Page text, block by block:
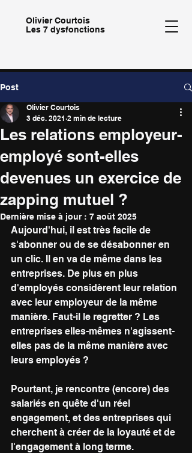
OlivierCourtois
Les 7 dysfonctions
Post
Les relations employeur-
employé sont-elles
devenues un exercice de
zapping mutuel ?
Olivier Courtois
3 déc. 2021 2 min de lecture
Dernière mise à jour : 7 août 2025
Aujourd'hui, il est très facile de
s'abonner ou de se désabonner en
un clic. Il en va de même dans les
entreprises. De plus en plus
d'employés considèrent leur relation
avec leur employeur de la même
manière. Faut-il le regretter ? Les
entreprises elles-mêmes n'agissent-
elles pas de la même manière avec
leurs employés ?
Pourtant, je rencontre (encore) des
salariés en quête d'un réel
engagement, et des entreprises qui
cherchent à créer de la loyauté et de
l'engagement à long terme.